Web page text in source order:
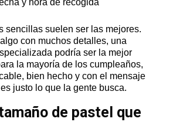
y hora de recogida
sencillas suelen ser las mejores.
con muchos detalles, una
podría ser la mejor
la mayoría de los cumpleaños,
bien hecho y con el mensaje
justo lo que la gente busca.
de pastel que